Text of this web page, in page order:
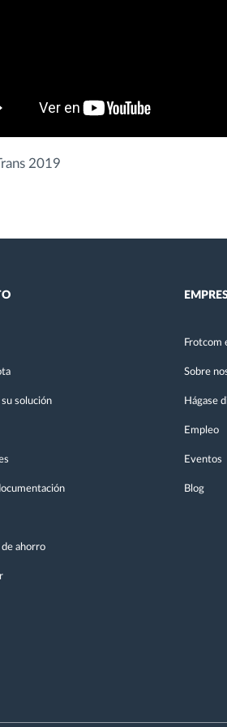
2019
solución
de ahorro
Frotcom
Sobre
Hágase
Empleo
Eventos
Blog